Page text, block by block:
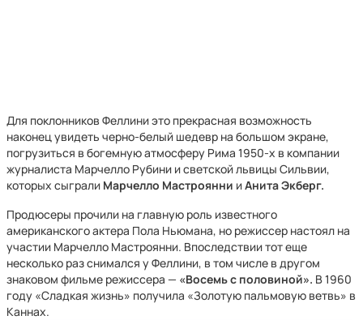
Для поклонников Феллини это прекрасная возможность
наконец увидеть черно-белый шедевр на большом экране,
погрузиться в богемную атмосферу Рима 1950-х в компании
журналиста Марчелло Рубини и светской львицы Сильвии,
которых сыграли Марчелло Мастроянни иАнита Экберг.
Продюсеры прочили на главную роль известного
американского актера Пола Ньюмана, но режиссер настоял на
участии Марчелло Мастроянни. Впоследствии тот еще
несколько раз снимался у Феллини, в том числе в другом
знаковом фильме режиссера — «Восемь с половиной». В 1960
году «Сладкая жизнь» получила «Золотую пальмовую ветвь» в
Каннах.